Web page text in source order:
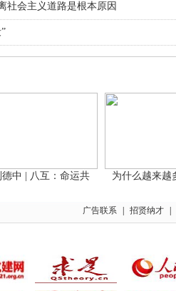
社会主义道路是根本原因
中 | 八互：命运共 为什么越来越多
广告联系 招贤纳才